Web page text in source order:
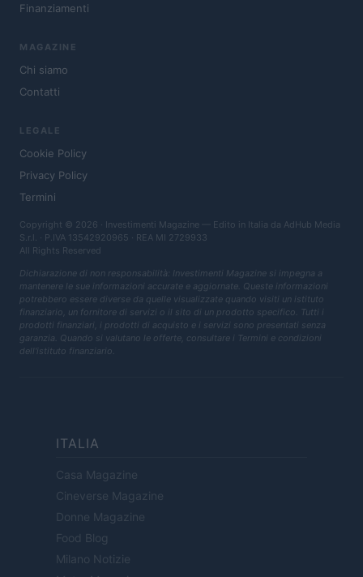
Finanziamenti
MAGAZINE
Chi siamo
Contatti
LEGALE
Cookie Policy
Privacy Policy
Termini
Copyright © 2026 · Investimenti Magazine — Edito in Italia da AdHub Media
S.r.l. · P.IVA 13542920965 · REA MI 2729933
All Rights Reserved
Dichiarazione di non responsabilità: Investimenti Magazine si impegna a
mantenere le sue informazioni accurate e aggiornate. Queste informazioni
potrebbero essere diverse da quelle visualizzate quando visiti un istituto
finanziario, un fornitore di servizi o il sito di un prodotto specifico. Tutti i
prodotti finanziari, i prodotti di acquisto e i servizi sono presentati senza
garanzia. Quando si valutano le offerte, consultare i Termini e condizioni
dell'istituto finanziario.
ITALIA
Casa Magazine
Cineverse Magazine
Donne Magazine
Food Blog
Milano Notizie